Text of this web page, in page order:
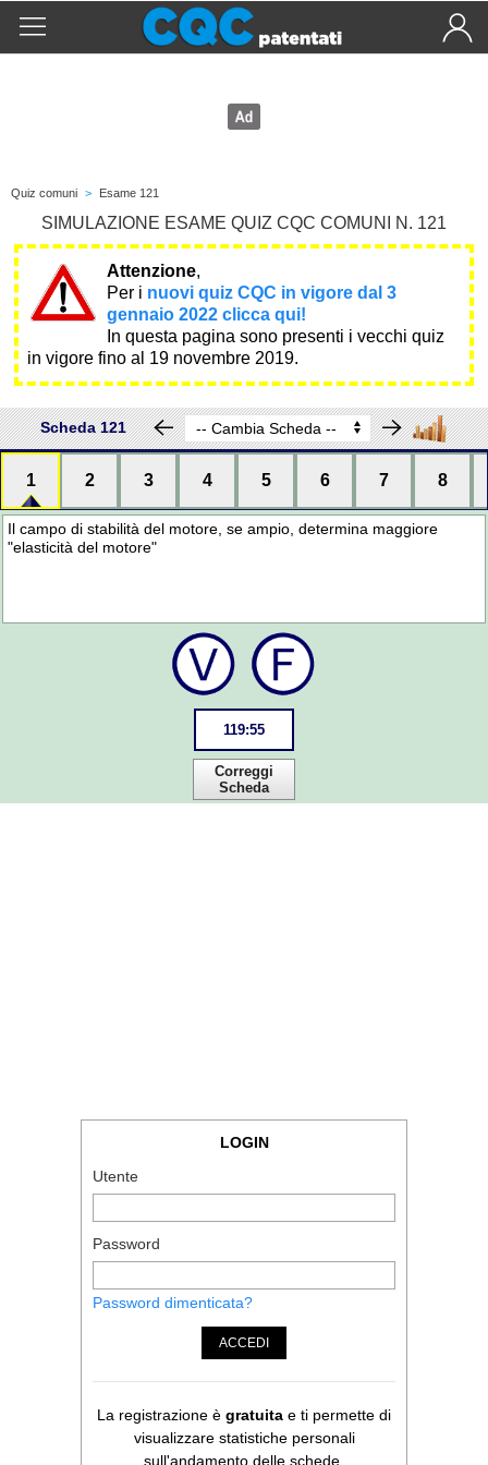
Quiz comuni > Esame 121
SIMULAZIONE ESAME QUIZ CQC COMUNI N. 121
Attenzione,
Per i nuovi quiz CQC in vigore dal 3
gennaio 2022 clicca qui!
In questa pagina sono presenti i vecchi quiz
in vigore fino al 19 novembre 2019.
Scheda 121
1 2 3 4 5 6 7 8
Il campo di stabilità del motore, se ampio, determina maggiore
"elasticità del motore"
119:54
Correggi
Scheda
LOGIN
Utente
Password
Password dimenticata?
ACCEDI
La registrazione è gratuita e ti permette di
visualizzare statistiche personali
sull'andamento delle schede.